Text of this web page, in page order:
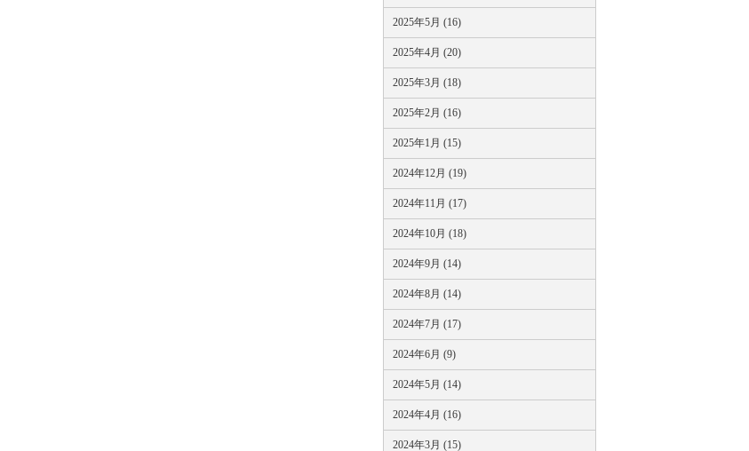
2025年5月 (16)
2025年4月 (20)
2025年3月 (18)
2025年2月 (16)
2025年1月 (15)
2024年12月 (19)
2024年11月 (17)
2024年10月 (18)
2024年9月 (14)
2024年8月 (14)
2024年7月 (17)
2024年6月 (9)
2024年5月 (14)
2024年4月 (16)
2024年3月 (15)